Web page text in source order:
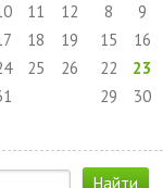
11
12
18
19
25
26
8
9
15
16
22
23
29
30